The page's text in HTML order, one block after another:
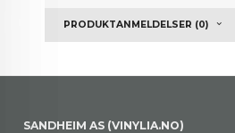
PRODUKTANMELDELSER (0)
SANDHEIM AS (VINYLIA.NO)